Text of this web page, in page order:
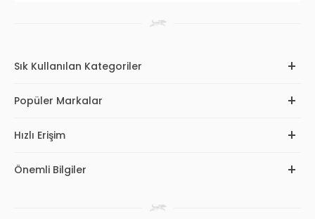
Sık Kullanılan Kategoriler
Popüler Markalar
Hızlı Erişim
Önemli Bilgiler